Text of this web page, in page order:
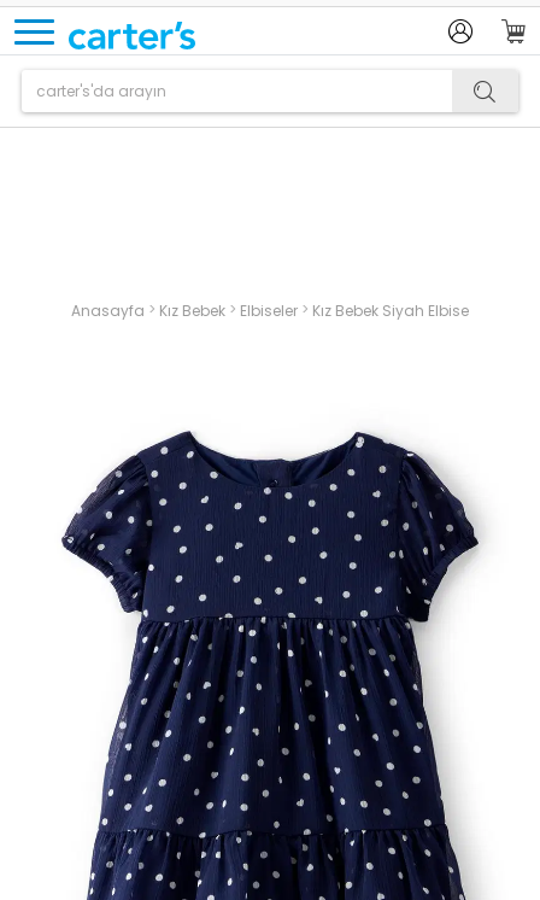
Anasayfa > Kız Bebek > Elbiseler > Kız Bebek Siyah Elbise
Ürün sepetinize eklenmiştir.